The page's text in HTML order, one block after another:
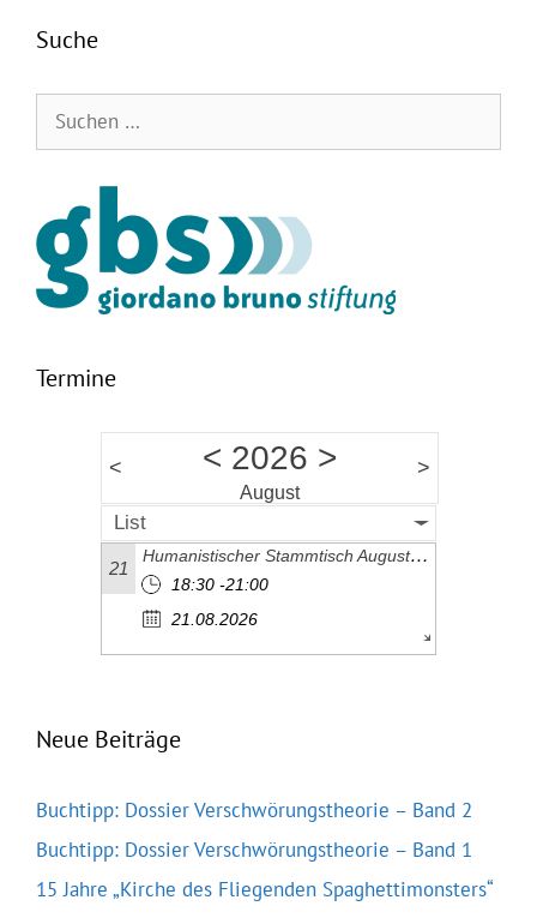
Suche
Suchen
nach:
Termine
< < 2026 >
August
>
List
21
Humanistischer Stammtisch August 2026
18:30 -21:00
21.08.2026
Neue Beiträge
Buchtipp: Dossier Verschwörungstheorie – Band 2
Buchtipp: Dossier Verschwörungstheorie – Band 1
15 Jahre „Kirche des Fliegenden Spaghettimonsters“